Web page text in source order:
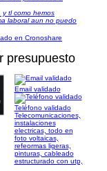
tl como hemos
laboral aun no puedo
en Cronoshare
presupuesto
Email validado
Teléfono validado
Telecomunicaciones,
instalaciones
electricas, todo en
foto voltaicas,
refeormas ligeras,
pinturas, cableado
estructurado con utp,